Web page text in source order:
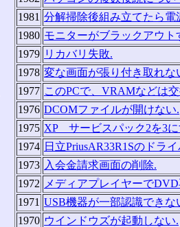
1981 分解掃除後組み立てたら電
1980 モニターがブラックアウト
1979 リカバリ失敗.
1978 変な画面が張り付き取れな
1977 このPCで、VRAMなどは
1976 DCOMファイルが開けない.
1975 XP サービスパック2を3
1974 日立PriusAR33R1Sのドラ
1973 入会金請求画面の削除.
1972
メディアプレイヤーで
1971 USB機器が一部認識できな
1970 ウインドウズが起動しない.